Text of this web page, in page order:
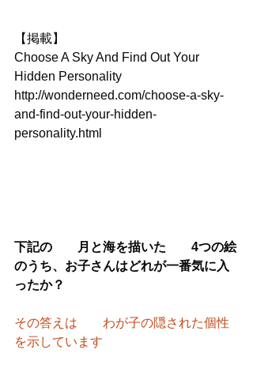
【掲載】
Choose A Sky And Find Out Your
Hidden Personality
http://wonderneed.com/choose-a-sky-
and-find-out-your-hidden-
personality.html
下記の　　月と海を描いた　　4つの絵
のうち、お子さんはどれが一番気に入
ったか？
その答えは　　わが子の隠された個性
を示しています